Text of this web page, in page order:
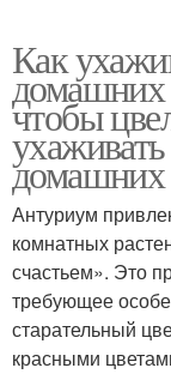
Как
домашних
чтобы
домашних
Антуриум
комнатных
счастьем». Это
требующее
старательный
красными